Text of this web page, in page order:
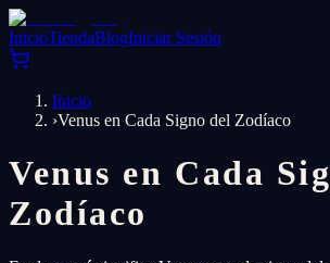
InicioTiendaBlogIniciar Sesión
Inicio
›Venus en Cada Signo del Zodíaco
Venus en Cada
Zodíaco